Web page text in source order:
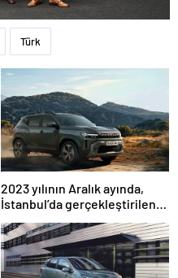
Türk
2023 yılının Aralık ayında,
İstanbul’da gerçekleştirilen
basın toplantısı ile ilk kez
duyurulan Yeni Renault
Duster, Türkiye yollarıyla
buluştu